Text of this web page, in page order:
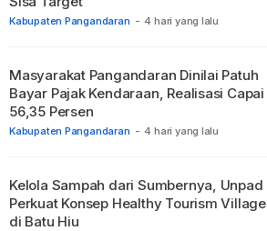
Kabupaten Pangandaran - 4 hari yang lalu
Kabupaten Pangandaran - 4 hari yang lalu
Masyarakat Pangandaran Dinilai Patuh
Bayar Pajak Kendaraan, Realisasi Capai
56,35 Persen
Kelola Sampah dari Sumbernya, Unpad
Perkuat Konsep Healthy Tourism Village
di Batu Hiu